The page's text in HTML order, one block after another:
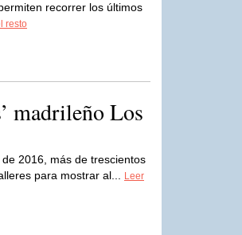
recorrer los últimos
resto
madrileño Los
2016, más de trescientos
para mostrar al...
Leer